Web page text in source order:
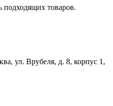
товаров.
ул. Врубеля, д. 8, корпус 1,